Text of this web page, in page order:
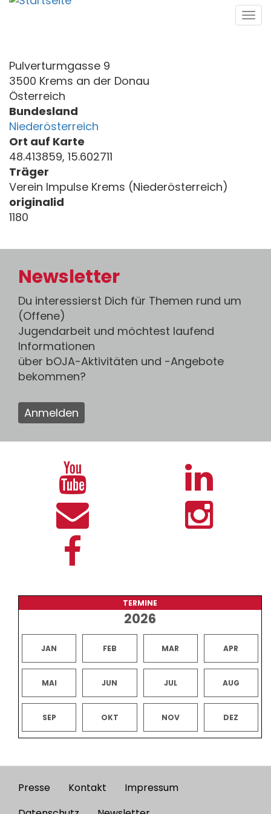
Direkt
Pulverturmgasse 9
3500 Krems an der Donau
Österreich
Bundesland
Niederösterreich
Ort auf Karte
48.413859, 15.602711
Träger
Verein Impulse Krems (Niederösterreich)
originalid
1180
Newsletter
Du interessierst Dich für Themen rund um
(Offene)
Jugendarbeit und möchtest laufend
Informationen
über bOJA-Aktivitäten und -Angebote
bekommen?
Anmelden
TERMINE
2026
JAN FEB MAR APR
MAI JUN JUL AUG
SEP OKT NOV DEZ
Footer
Presse Kontakt
Impressum